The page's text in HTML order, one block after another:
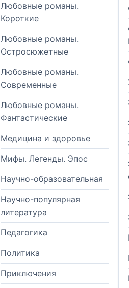
Любовные романы.
Короткие
Любовные романы.
Остросюжетные
Любовные романы.
Современные
Любовные романы.
Фантастические
Медицина и здоровье
Мифы. Легенды. Эпос
Научно-образовательная
Научно-популярная
литература
Педагогика
Политика
Приключения